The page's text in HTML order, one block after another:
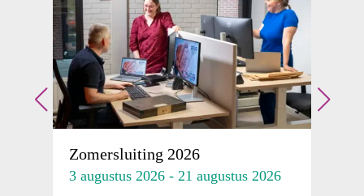
Zomersluiting 2026
3 augustus 2026 - 21 augustus 2026